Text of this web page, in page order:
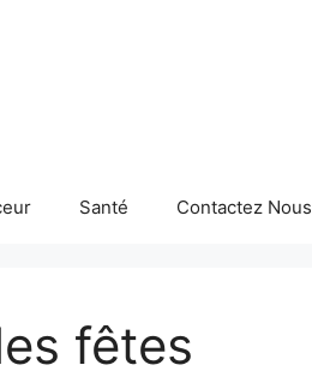
Santé Contactez Nous
fêtes